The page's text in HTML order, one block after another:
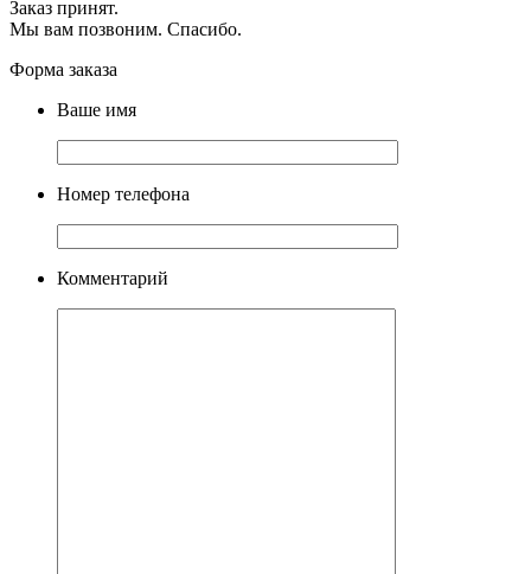
Заказ принят.
Мы вам позвоним. Спасибо.
Форма заказа
Ваше имя
Номер телефона
Комментарий